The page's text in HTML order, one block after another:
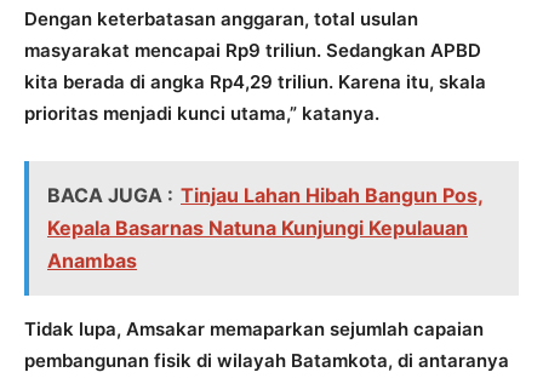
Dengan keterbatasan anggaran, total usulan
masyarakat mencapai Rp9 triliun. Sedangkan APBD
kita berada di angka Rp4,29 triliun. Karena itu, skala
prioritas menjadi kunci utama,” katanya.
BACA JUGA : Tinjau Lahan Hibah Bangun Pos,
Kepala Basarnas Natuna Kunjungi Kepulauan
Anambas
Tidak lupa, Amsakar memaparkan sejumlah capaian
pembangunan fisik di wilayah Batamkota, di antaranya